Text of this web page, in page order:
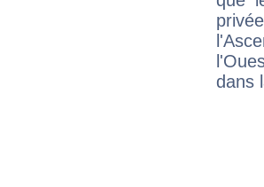
dans